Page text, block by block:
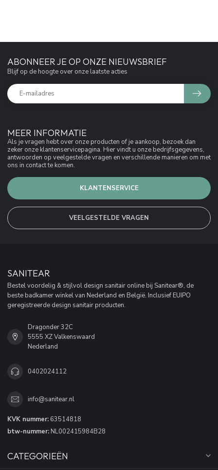
MEER INFORMATIE
Als je vragen hebt over onze producten of je aankoop, bezoek dan
zeker onze klantenservicepagina. Hier vindt u onze bedrijfsgegevens,
antwoorden op veelgestelde vragen en verschillende manieren om met
ons in contact te komen.
KLANTENSERVICE
VEELGESTELDE VRAGEN
ABONNEER JE OP ONZE NIEUWSBRIEF
Blijf op de hoogte over onze laatste acties
SANITEAR
Bestel voordelig & stijlvol design sanitair online bij Sanitear®, de
beste badkamer winkel van Nederland en België. Inclusief EUIPO
geregistreerde design sanitair producten.
Dragonder 32C
5555 XZ Valkenswaard
Nederland
0402024112
info@sanitear.nl
KVK nummer: 63514818
btw-nummer: NL002415984B28
CATEGORIEËN